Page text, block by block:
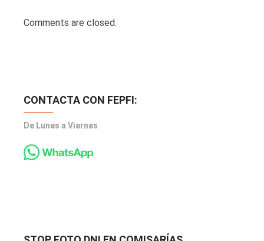
Comments are closed.
CONTACTA CON FEPFI:
De Lunes a Viernes